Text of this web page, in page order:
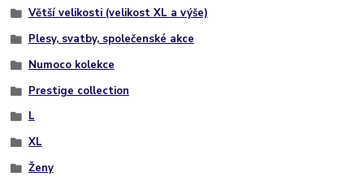
Větší velikosti (velikost XL a výše)
Plesy, svatby, společenské akce
Numoco kolekce
Prestige collection
L
XL
Ženy